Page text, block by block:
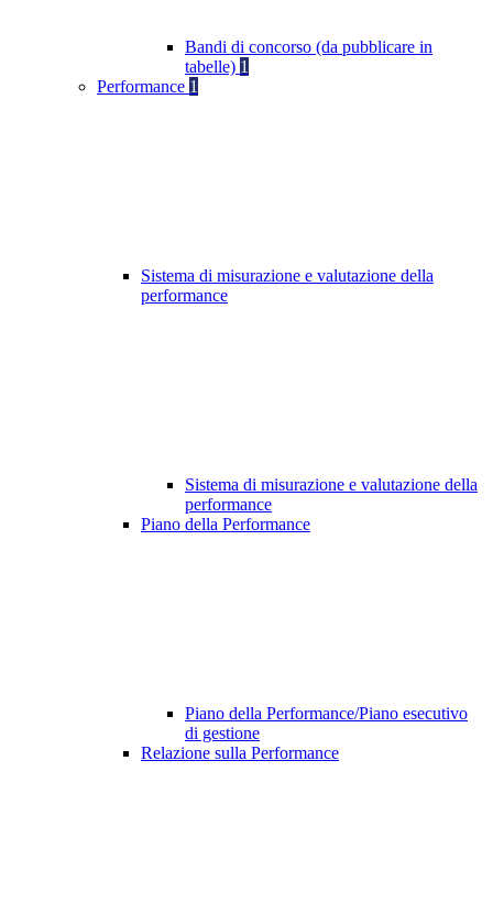
Bandi di concorso (da pubblicare in
tabelle) 1
Performance 1
Sistema di misurazione e valutazione della
performance
Sistema di misurazione e valutazione della
performance
Piano della Performance
Piano della Performance/Piano esecutivo
di gestione
Relazione sulla Performance